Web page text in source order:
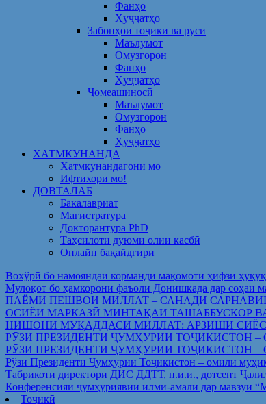
Фанҳо
Ҳуҷҷатҳо
Забонҳои тоҷикӣ ва русӣ
Маълумот
Омузгорон
Фанҳо
Ҳуҷҷатҳо
Ҷомеашиносӣ
Маълумот
Омузгорон
Фанҳо
Ҳуҷҷатҳо
ХАТМКУНАНДА
Хатмкунандагони мо
Ифтихори мо!
ДОВТАЛАБ
Бакалавриат
Магистратура
Докторантура PhD
Таҳсилоти дуюми олии касбӣ
Онлайн бақайдгирӣ
Вохўрӣ бо намояндаи корманди мақомоти ҳифзи
Мулоқот бо ҳамкорони фаъоли Донишкада дар
ПАЁМИ ПЕШВОИ МИЛЛАТ – САНАДИ
ОСИЁИ МАРКАЗӢ МИНТАҚАИ ТАШАББУСКОР
НИШОНИ МУҚАДДАСИ МИЛЛАТ: АРЗИШИ
РӮЗИ ПРЕЗИДЕНТИ ҶУМҲУРИИ ТОҶИКИСТОН
РӮЗИ ПРЕЗИДЕНТИ ҶУМҲУРИИ ТОҶИКИСТОН
Рўзи Президенти Ҷумҳурии Тоҷикистон – омили
Табрикоти директори ДИС ДДТТ, н.и.и., дотсент
Конференсияи ҷумҳуриявии илмӣ-амалӣ дар мавзуи
Тоҷикӣ